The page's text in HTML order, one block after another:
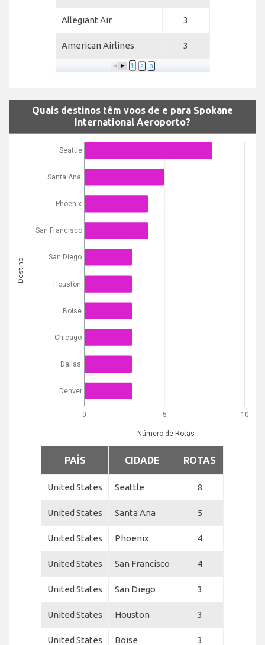
Allegiant Air 3
American Airlines 3
1 2 3
Quais destinos têm voos de e para Spokane
International Aeroporto?
0 5 10
Número de Rotas
Seattle
Santa Ana
Phoenix
San Francisco
San Diego
Houston
Boise
Chicago
Dallas
Denver
Destino
PAÍS CIDADE ROTAS
United States Seattle 8
United States Santa Ana 5
United States Phoenix 4
United States San Francisco 4
United States San Diego 3
United States Houston 3
United States Boise 3